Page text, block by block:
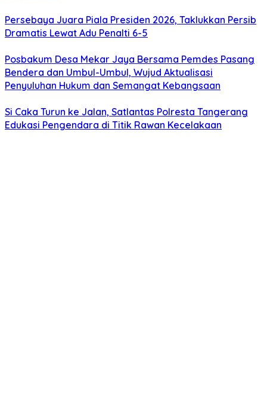
Persebaya Juara Piala Presiden 2026, Taklukkan Persib
Dramatis Lewat Adu Penalti 6-5
Posbakum Desa Mekar Jaya Bersama Pemdes Pasang
Bendera dan Umbul-Umbul, Wujud Aktualisasi
Penyuluhan Hukum dan Semangat Kebangsaan
Si Caka Turun ke Jalan, Satlantas Polresta Tangerang
Edukasi Pengendara di Titik Rawan Kecelakaan